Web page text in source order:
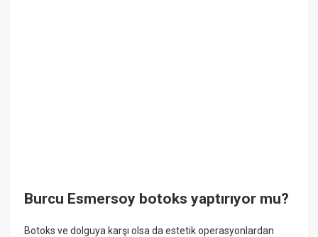
Burcu Esmersoy botoks yaptırıyor mu?
Botoks ve dolguya karşı olsa da estetik operasyonlardan